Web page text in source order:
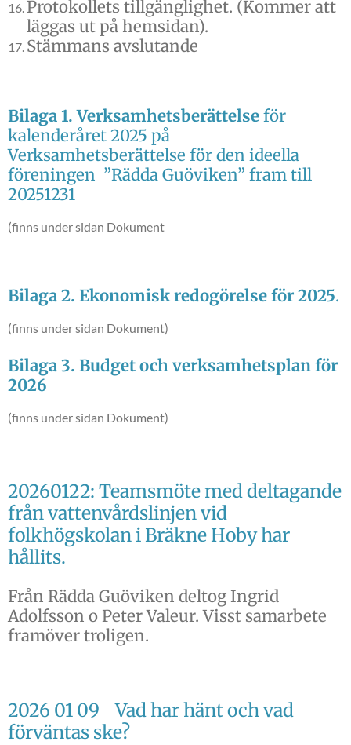
Protokollets tillgänglighet. (Kommer att
läggas ut på hemsidan).
Stämmans avslutande
Bilaga 1. Verksamhetsberättelseför
kalenderåret 2025 på
Verksamhetsberättelse för den ideella
föreningen ”Rädda Guöviken” fram till
20251231
(finns under sidan Dokument
Bilaga 2. Ekonomisk redogörelse för 2025.
(finns under sidan Dokument)
Bilaga 3. Budget och verksamhetsplan för
2026
(finns under sidan Dokument)
20260122: Teamsmöte med deltagande
från vattenvårdslinjen vid
folkhögskolan i Bräkne Hoby har
hållits.
Från Rädda Guöviken deltog Ingrid
Adolfsson o Peter Valeur. Visst samarbete
framöver troligen.
2026 01 09 Vad har hänt och vad
förväntas ske?